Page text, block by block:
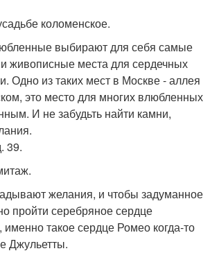
коломенское.
выбирают для себя самые
живописные места для сердечных
Одно из таких мест в Москве - аллея
это место для многих влюбленных
И не забудьть найти камни,
39.
желания, и чтобы задуманное
пройти серебряное сердце
именно такое сердце Ромео когда-то
Джульетты.